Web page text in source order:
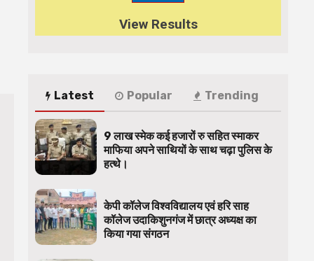
View Results
Latest Popular Trending
9 लाख स्मेक कई हजारों रु सहित स्माकर
माफिया अपने साथियों के साथ चढ़ा पुलिस के
हत्थे।
केपी कॉलेज विश्वविद्यालय एवं हरि साह
कॉलेज उदाकिशुनगंज में छात्र अध्यक्ष का
किया गया संगठन